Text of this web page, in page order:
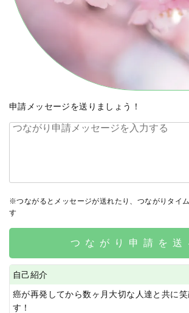
申請メッセージを送りましょう！
※つながるとメッセージが送れたり、つながりタイ
す
つながり申請を送
自己紹介
癌が再発してから数ヶ月大切な人達と共に
す！